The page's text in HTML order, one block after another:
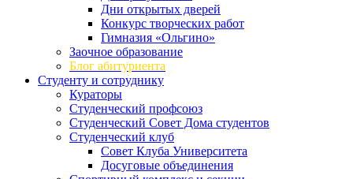
Дни открытых дверей
Конкурс творческих работ
Гимназия «Ольгино»
Заочное образование
Блог абитуриента
Студенту и сотруднику
Кураторы
Студенческий профсоюз
Студенческий Совет Дома студентов
Студенческий клуб
Совет Клуба Университета
Досуговые объединения